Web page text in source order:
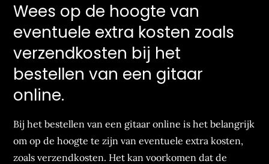
Wees op de hoogte van
eventuele extra kosten zoals
verzendkosten bij het
bestellen van een gitaar
online.
Bij het bestellen van een gitaar online is het belangrijk
om op de hoogte te zijn van eventuele extra kosten,
zoals verzendkosten. Het kan voorkomen dat de